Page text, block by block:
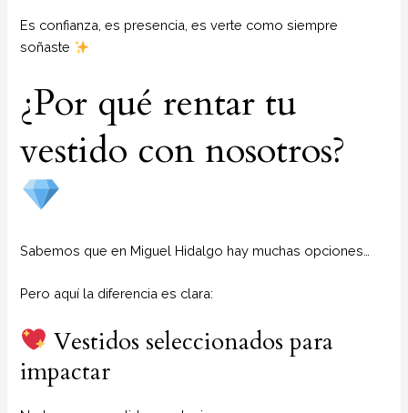
Es confianza, es presencia, es verte como siempre
soñaste
¿Por qué rentar tu
vestido con nosotros?
Sabemos que en Miguel Hidalgo hay muchas opciones…
Pero aquí la diferencia es clara:
Vestidos seleccionados para
impactar